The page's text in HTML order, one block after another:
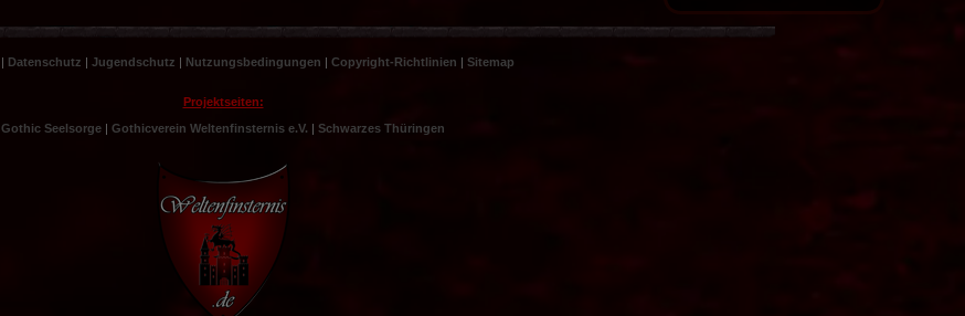
| Datenschutz | Jugendschutz | Nutzungsbedingungen | Copyright-Richtlinien | Sitemap
Projektseiten:
Gothic Seelsorge | Gothicverein Weltenfinsternis e.V. | Schwarzes Thüringen